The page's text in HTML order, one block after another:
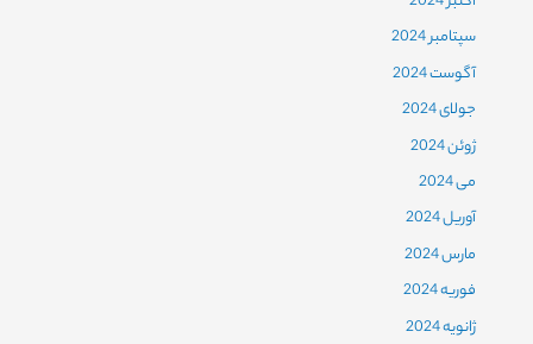
سپتامبر 2024
آگوست 2024
جولای 2024
ژوئن 2024
می 2024
آوریل 2024
مارس 2024
فوریه 2024
ژانویه 2024